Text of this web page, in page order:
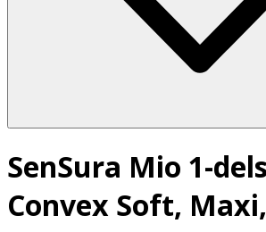
SenSura Mio 1-
Convex Soft,